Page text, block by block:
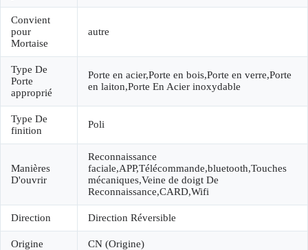
Convient
pour
Mortaise
autre
Type De
Porte
approprié
Porte en acier,Porte en bois,Porte en verre,Porte
en laiton,Porte En Acier inoxydable
Type De
finition
Poli
Manières
D'ouvrir
Reconnaissance
faciale,APP,Télécommande,bluetooth,Touches
mécaniques,Veine de doigt De
Reconnaissance,CARD,Wifi
Direction Direction Réversible
Origine CN (Origine)